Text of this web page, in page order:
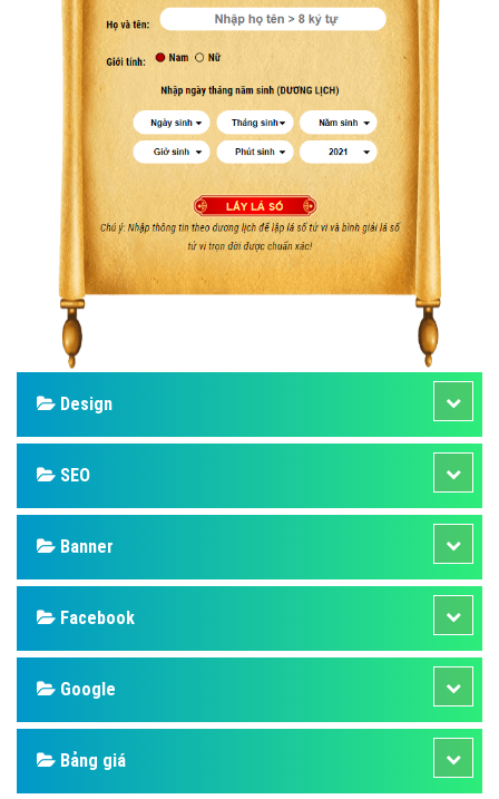
Design
SEO
Banner
Facebook
Google
Bảng giá